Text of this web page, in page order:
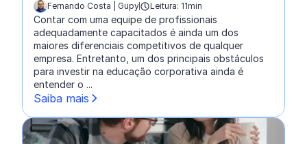
escrito por:
Fernando Costa | Gupy Leitura: 11min
Contar com uma equipe de profissionais
adequadamente capacitados é ainda um dos
maiores diferenciais competitivos de qualquer
empresa. Entretanto, um dos principais obstáculos
para investir na educação corporativa ainda é
entender o ...
Saiba mais